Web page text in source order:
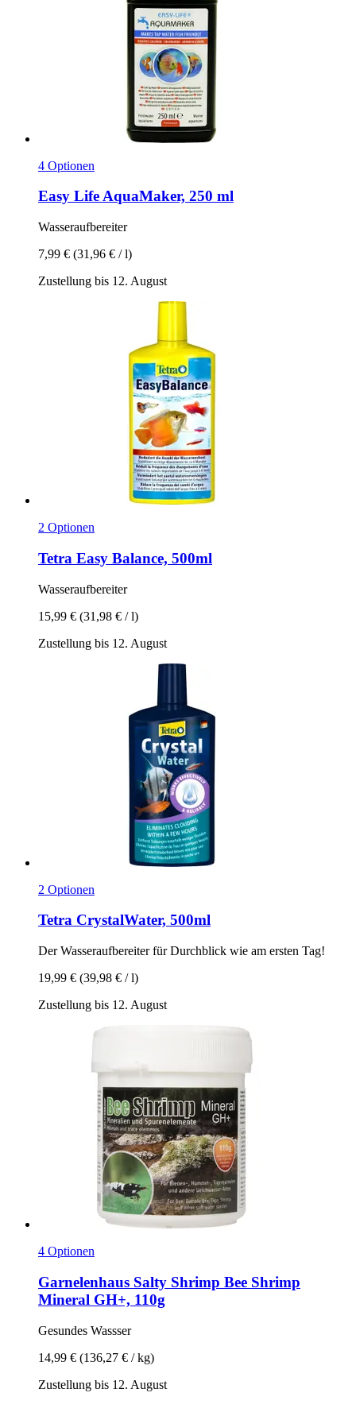
4 Optionen
Easy LifeAquaMaker, 250 ml
Wasseraufbereiter
7,99 € (31,96 € / l)
Zustellung bis 12. August
2 Optionen
Tetra Easy Balance, 500ml
Wasseraufbereiter
15,99 € (31,98 € / l)
Zustellung bis 12. August
2 Optionen
Tetra CrystalWater, 500ml
Der Wasseraufbereiter für Durchblick wie am ersten Tag!
19,99 € (39,98 € / l)
Zustellung bis 12. August
4 Optionen
Garnelenhaus Salty Shrimp Bee Shrimp
Mineral GH+, 110g
Gesundes Wassser
14,99 € (136,27 € / kg)
Zustellung bis 12. August